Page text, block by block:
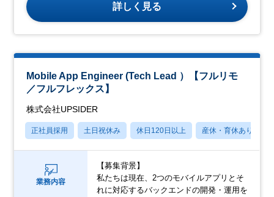
詳しく見る
Mobile App Engineer (Tech Lead ）【フルリモ
／フルフレックス】
株式会社UPSIDER
正社員採用 土日祝休み 休日120日以上 産休・育休あり
業務内容
【募集背景】
私たちは現在、2つのモバイルアプリとそ
れに対応するバックエンドの開発・運用を